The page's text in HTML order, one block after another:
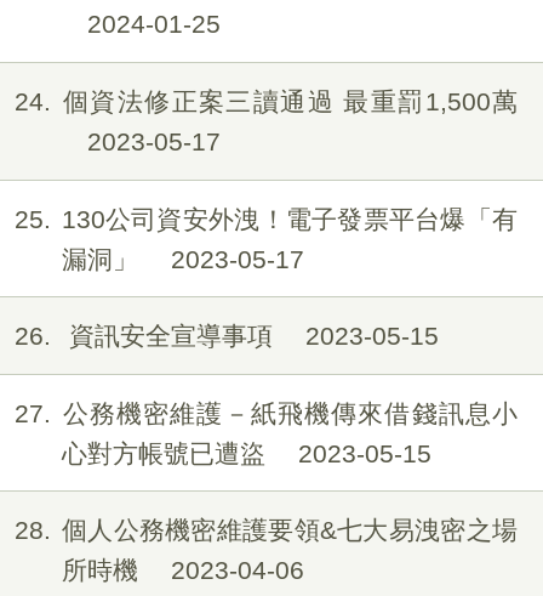
2024-01-25
24
個資法修正案三讀通過 最重罰1,500萬
2023-05-17
25
130公司資安外洩！電子發票平台爆「有
漏洞」
2023-05-17
26 資訊安全宣導事項 2023-05-15
27
公務機密維護－紙飛機傳來借錢訊息小
心對方帳號已遭盜
2023-05-15
28
個人公務機密維護要領&七大易洩密之場
所時機
2023-04-06